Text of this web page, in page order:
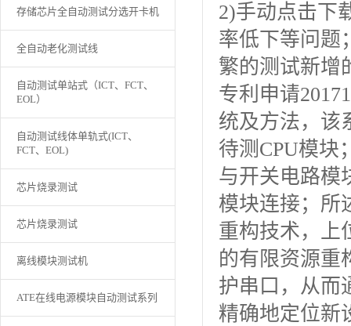
存储芯片全自动测试分选开卡机
全自动老化测试线
自动测试单站式（ICT、FCT、
EOL）
自动测试线体单轨式(ICT、
FCT、EOL)
芯片烧录测试
芯片烧录测试
离线模块测试机
ATE在线电源模块自动测试系列
2)手动点击下
率低下等问题
繁的测试新增
专利申请
统及方法，该
待测CPU模块
与开关电路模
模块连接；所
重构技术，上
的有限资源重
护串口，从而
精确地定位新